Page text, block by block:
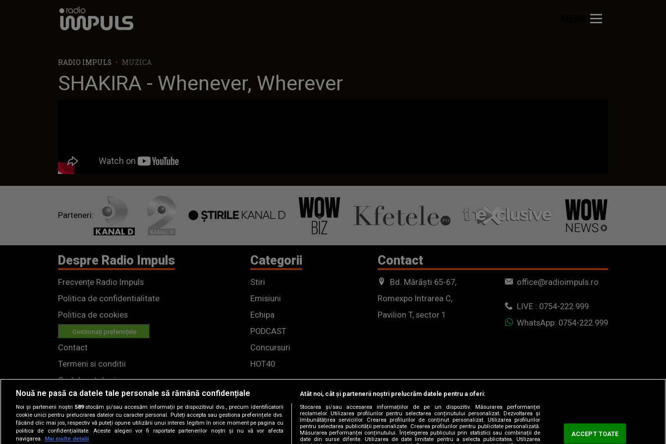
Radio Impuls
RADIO IMPULS MUZICA
SHAKIRA - Whenever, Wherever
Parteneri:
Despre Radio Impuls
Frecvențe Radio Impuls
Politica de confidentialitate
Politica de cookies
Gestionați preferințele
Contact
Termeni si conditii
Cod deontologic
Regulamente
Categorii
Stiri
Emisiuni
Echipa
PODCAST
Concursuri
HOT40
Contact
Bd. Mărăști 65-67,
Romexpo Intrarea C,
Pavilion T, sector 1
office@radioimpuls.ro
LIVE : 0754-222.999
WhatsApp: 0754-222.999
Nouă ne pasă ca datele tale personale să rămână confidențiale
Noi și partenerii noștri 589stocăm și/sau accesăm informații pe dispozitivul dvs., precum identificatorii
cookie unici pentru prelucrarea datelor cu caracter personal. Puteți accepta sau gestiona preferințele dvs.
făcând clic mai jos, respectiv vă puteți opune utilizării unui interes legitim în orice moment pe pagina cu
politica de confidențialitate. Aceste alegeri vor fi raportate partenerilor noștri și nu vă vor afecta
navigarea.
Mai multe detalii
Atât noi, cât și partenerii noștri prelucrăm datele pentru a oferi:
Stocarea și/sau accesarea informațiilor de pe un dispozitiv. Măsurarea performanței
reclamelor. Utilizarea profilurilor pentru selectarea conținutului personalizat. Dezvoltarea și
îmbunătățirea serviciilor. Crearea profilurilor de conținut personalizat. Utilizarea profilurilor
pentru selectarea publicității personalizate. Crearea profilurilor pentru publicitate personalizată.
Măsurarea performanței conținutului. Înțelegerea publicului prin statistici sau combinații de
date din surse diferite. Utilizarea de date limitate pentru a selecta publicitatea. Utilizarea
ACCEPT TOATE